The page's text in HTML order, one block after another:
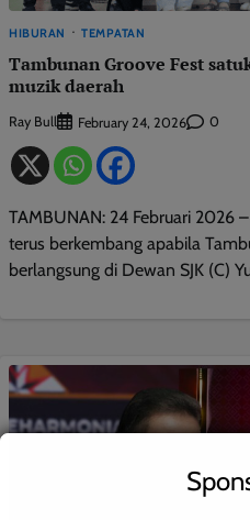
HIBURAN TEMPATAN
Tambunan Groove Fest
muzik daerah
Ray Bull February 24, 2026 0
TAMBUNAN: 24 Februari 2026
terus berkembang apabila
berlangsung di Dewan SJK (C)